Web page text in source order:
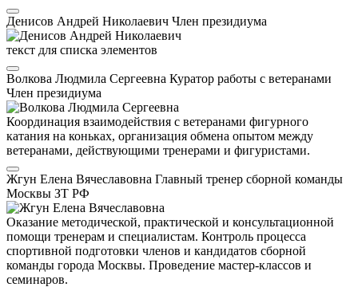
Денисов Андрей Николаевич Член президиума
текст для списка элементов
Волкова Людмила Сергеевна Куратор работы с ветеранами
Член президиума
Координация взаимодействия с ветеранами фигурного
катания на коньках, организация обмена опытом между
ветеранами, действующими тренерами и фигуристами.
Жгун Елена Вячеславовна Главный тренер сборной команды
Москвы ЗТ РФ
Оказание методической, практической и консультационной
помощи тренерам и специалистам. Контроль процесса
спортивной подготовки членов и кандидатов сборной
команды города Москвы. Проведение мастер-классов и
семинаров.